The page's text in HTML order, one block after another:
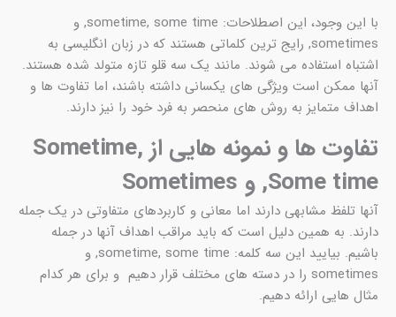
با این وجود، این اصطلاحات: sometime, some time, و
sometimes, رایج ترین کلماتی هستند که در زبان انگلیسی به
اشتباه استفاده می شوند. مانند یک سه قلو تازه متولد شده هستند.
آنها ممکن است ویژگی های یکسانی داشته باشند، اما تفاوت ها و
اهداف متمایز به روش های منحصر به فرد خود را نیز دارند.
تفاوت ها و نمونه هایی از Sometime,
Some time, و Sometimes​
آنها تلفظ مشابهی دارند اما معانی و کاربردهای متفاوتی در یک جمله
دارند. به همین دلیل است که باید مراقب اهداف آنها در جمله
باشیم. بیایید این سه کلمه: sometime, some time, و
sometimes را در دسته های مختلف قرار دهیم و برای هر کدام
مثال هایی ارائه دهیم.